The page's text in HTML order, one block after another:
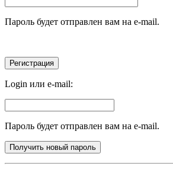
Пароль будет отправлен вам на e-mail.
Login или e-mail:
Пароль будет отправлен вам на e-mail.